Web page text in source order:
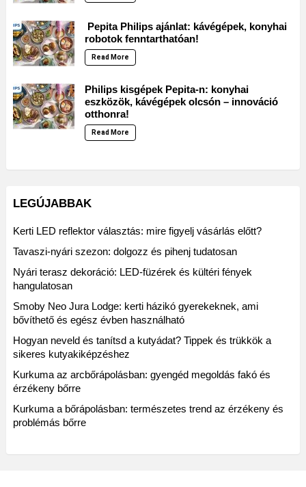
Pepita Philips ajánlat: kávégépek, konyhai
robotok fenntarthatóan!
Read More
Philips kisgépek Pepita-n: konyhai
eszközök, kávégépek olcsón – innováció
otthonra!
Read More
LEGÚJABBAK
Kerti LED reflektor választás: mire figyelj vásárlás előtt?
Tavaszi-nyári szezon: dolgozz és pihenj tudatosan
Nyári terasz dekoráció: LED-füzérek és kültéri fények
hangulatosan
Smoby Neo Jura Lodge: kerti házikó gyerekeknek, ami
bővíthető és egész évben használható
Hogyan neveld és tanítsd a kutyádat? Tippek és trükkök a
sikeres kutyakiképzéshez
Kurkuma az arcbőrápolásban: gyengéd megoldás fakó és
érzékeny bőrre
Kurkuma a bőrápolásban: természetes trend az érzékeny és
problémás bőrre